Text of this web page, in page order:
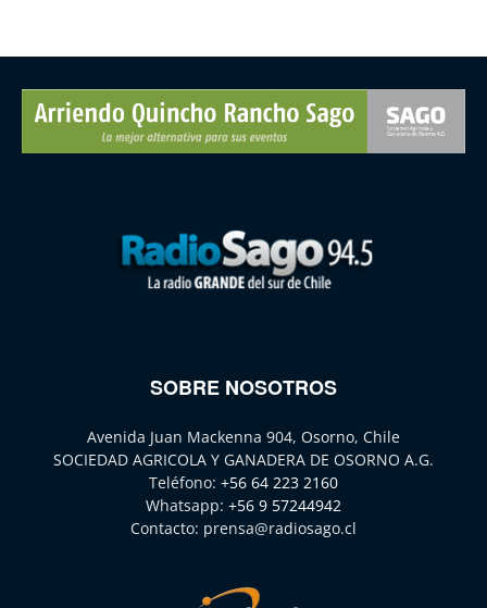
SOBRE NOSOTROS
Avenida Juan Mackenna 904, Osorno, Chile
SOCIEDAD AGRICOLA Y GANADERA DE OSORNO A.G.
Teléfono: +56 64 223 2160
Whatsapp: +56 9 57244942
Contacto: prensa@radiosago.cl